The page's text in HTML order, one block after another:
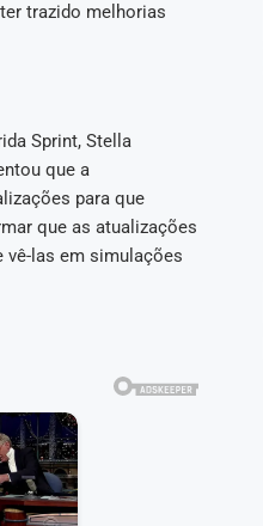
trazido melhorias
Sprint, Stella
que a
para que
que as atualizações
las em simulações